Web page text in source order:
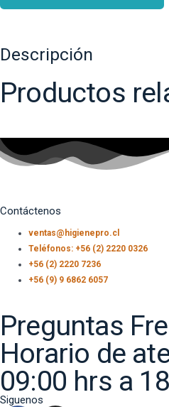
Descripción
Productos
Contáctenos
ventas@higienepro.cl
Teléfonos: +56 (2) 2220 0326
+56 (2) 2220 7236
+56 (9) 9 6862 6057
Preguntas
Horario de
09:00 hrs a
Siguenos